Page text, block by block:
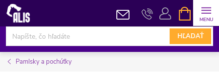
Prejsť
obsah
HĽADAŤ
KOŠÍK
Pamlsky a pochúťky